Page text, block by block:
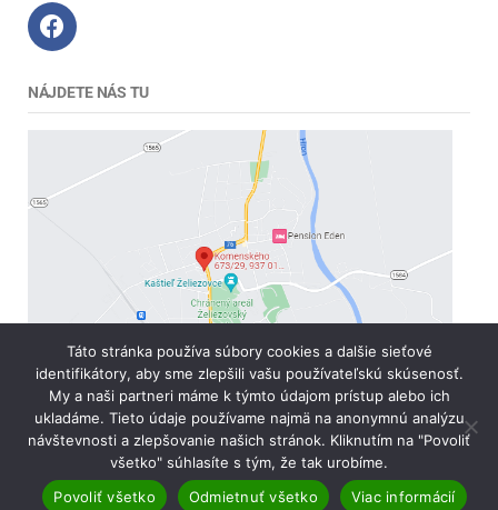
NÁJDETE NÁS TU
Copyright © 2026 AgromarketOnline | Powered by
Agromarket
Táto stránka používa súbory cookies a dalšie sieťové
identifikátory, aby sme zlepšili vašu používateľskú skúsenosť.
My a naši partneri máme k týmto údajom prístup alebo ich
ukladáme. Tieto údaje používame najmä na anonymnú analýzu
návštevnosti a zlepšovanie našich stránok. Kliknutím na "Povoliť
všetko" súhlasíte s tým, že tak urobíme.
Povoliť všetko
Odmietnuť všetko Viac informácií